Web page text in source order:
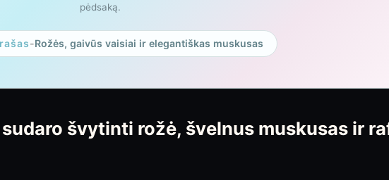
pėdsaką.
-Rožės, gaivūs vaisiai ir elegantiškas muskusas
švytinti rožė, švelnus muskusas ir